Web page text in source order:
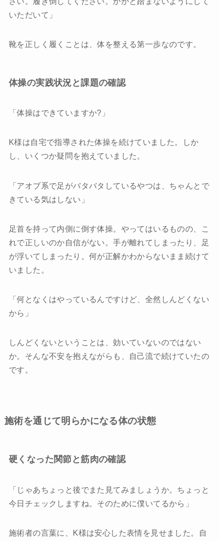
いただいて」
靴を正しく履くことは、体を整える第一歩なのです。
体操の実践状況と課題の確認
「体操はできていますか?」
K様は自宅で指導された体操を続けていました。しか
し、いくつか疑問を抱えていました。
「アオブ系で足がバタバタしているやつは、ちゃんとで
きている気はしない」
足首を持って内側に倒す体操。やってはいるものの、こ
れで正しいのか自信がない。手が離れてしまったり、足
が浮いてしまったり。何が正解かわからないまま続けて
いました。
「何となくはやっているんですけど、全然しんどくない
から」
しんどくないということは、効いていないのではない
か。そんな不安を抱えながらも、自己流で続けていたの
です。
施術を通じて明らかになる体の状態
硬くなった関節と筋肉の確認
「じゃあちょっと後でまた見てみましょうか。ちょっと
今日チェックしますね。そのために僕いてるから」
施術者の言葉に、K様は安心した表情を見せました。自